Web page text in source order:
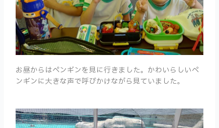
お昼からはペンギンを見に行きました。かわいらしいペ
ンギンに大きな声で呼びかけながら見ていました。